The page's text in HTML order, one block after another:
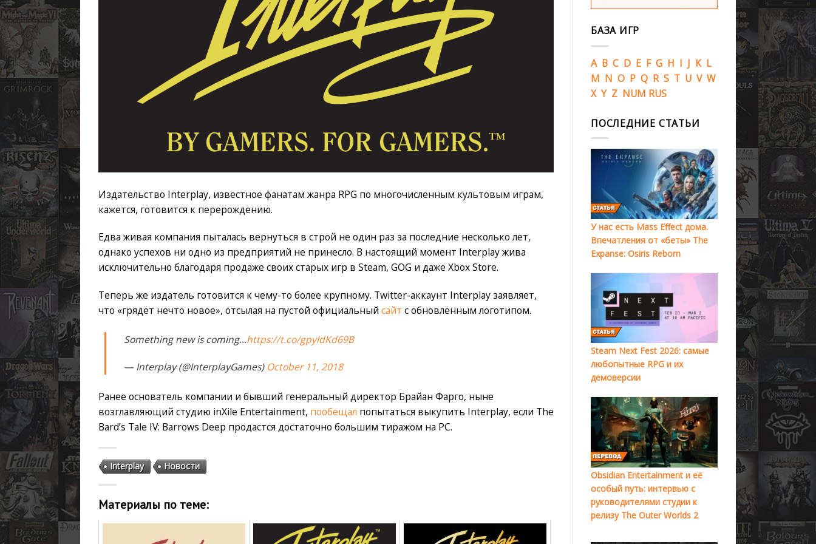
Издательство Interplay, известное фанатам жанра RPG по многочисленным культовым играм,
кажется, готовится к перерождению.
Едва живая компания пыталась вернуться в строй не один раз за последние несколько лет,
однако успехов ни одно из предприятий не принесло. В настоящий момент Interplay жива
исключительно благодаря продаже своих старых игр в Steam, GOG и даже Xbox Store.
Теперь же издатель готовится к чему-то более крупному. Twitter-аккаунт Interplay заявляет,
что «грядёт нечто новое», отсылая на пустой официальный сайт с обновлённым логотипом.
Something new is coming…https://t.co/gpyldKd69B
— Interplay (@InterplayGames) October 11, 2018
Ранее основатель компании и бывший генеральный директор Брайан Фарго, ныне
возглавляющий студию inXile Entertainment, пообещал попытаться выкупить Interplay, если The
Bard’s Tale IV: Barrows Deep продастся достаточно большим тиражом на PC.
Interplay Новости
Материалы по теме:
БАЗА ИГР
A B C D E F G H I J K L
M N O P Q R S T U V W
X Y Z NUM RUS
ПОСЛЕДНИЕ СТАТЬИ
У нас есть Mass Effect дома.
Впечатления от «беты» The
Expanse: Osiris Reborn
Steam Next Fest 2026: самые
любопытные RPG и их
демоверсии
Obsidian Entertainment и её
особый путь: интервью с
руководителями студии к
релизу The Outer Worlds 2